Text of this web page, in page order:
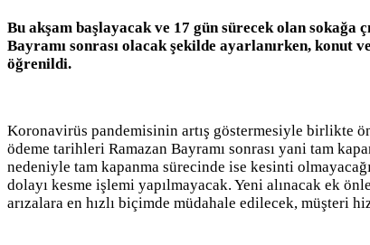
Bu akşam başlayacak ve 17 gün sürecek olan
Bayramı sonrası olacak şekilde ayarlanırken, konut
öğrenildi.
Koronavirüs pandemisinin artış göstermesiyle birlikte
ödeme tarihleri Ramazan Bayramı sonrası yani tam
nedeniyle tam kapanma sürecinde ise kesinti
dolayı kesme işlemi yapılmayacak. Yeni alınacak ek
arızalara en hızlı biçimde müdahale edilecek, müşteri